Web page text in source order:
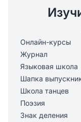
Онлайн-курсы
Журнал
Языковая школа
Шапка
Школа танцев
Поэзия
Знак деления